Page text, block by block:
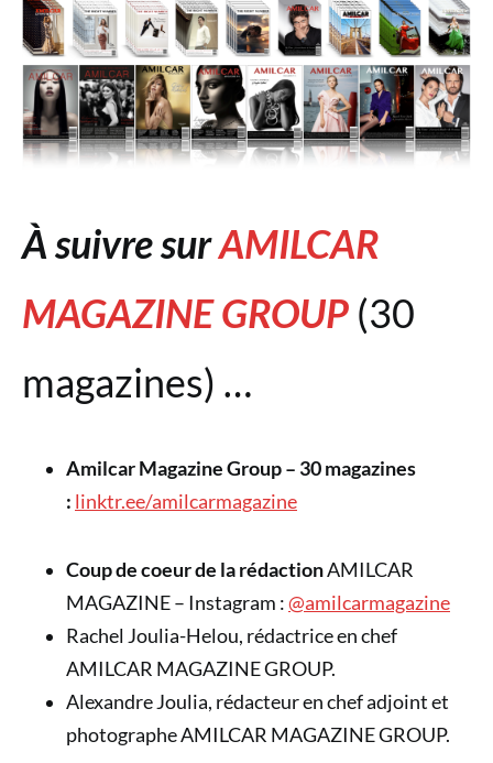
À suivre surAMILCAR
MAGAZINE GROUP (30
magazines) …
Amilcar Magazine Group – 30 magazines
: linktr.ee/amilcarmagazine
Coup de coeur de la rédactionAMILCAR
MAGAZINE – Instagram :@amilcarmagazine
Rachel Joulia-Helou, rédactrice en chef
AMILCAR MAGAZINE GROUP.
Alexandre Joulia, rédacteur en chef adjoint et
photographe AMILCAR MAGAZINE GROUP.